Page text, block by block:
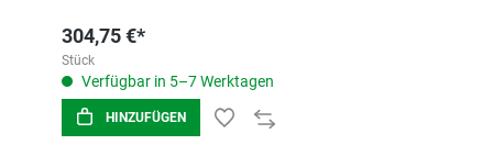
304,75 €*
Stück
Verfügbar in 5–7 Werktagen
HINZUFÜGEN